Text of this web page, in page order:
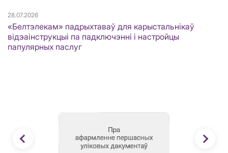
28.07.2026
«Белтэлекам» падрыхтаваў для карыстальнікаў
відэаінструкцыі па падключэнні і настройцы
папулярных паслуг